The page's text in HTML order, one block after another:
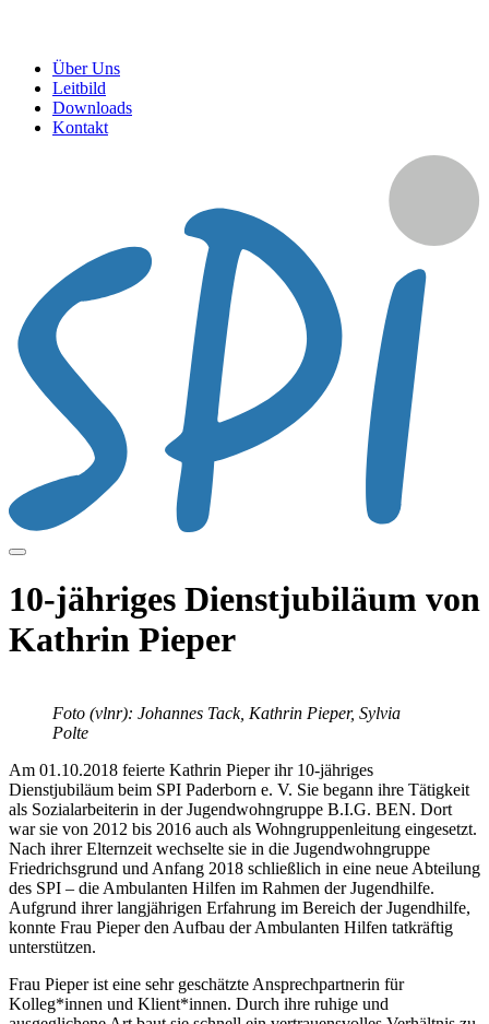
Über Uns
Leitbild
Downloads
Kontakt
10-jähriges Dienstjubiläum von
Kathrin Pieper
Foto (vlnr): Johannes Tack, Kathrin Pieper, Sylvia
Polte
Am 01.10.2018 feierte Kathrin Pieper ihr 10-jähriges
Dienstjubiläum beim SPI Paderborn e. V. Sie begann ihre Tätigkeit
als Sozialarbeiterin in der Jugendwohngruppe B.I.G. BEN. Dort
war sie von 2012 bis 2016 auch als Wohngruppenleitung eingesetzt.
Nach ihrer Elternzeit wechselte sie in die Jugendwohngruppe
Friedrichsgrund und Anfang 2018 schließlich in eine neue Abteilung
des SPI – die Ambulanten Hilfen im Rahmen der Jugendhilfe.
Aufgrund ihrer langjährigen Erfahrung im Bereich der Jugendhilfe,
konnte Frau Pieper den Aufbau der Ambulanten Hilfen tatkräftig
unterstützen.
Frau Pieper ist eine sehr geschätzte Ansprechpartnerin für
Kolleg*innen und Klient*innen. Durch ihre ruhige und